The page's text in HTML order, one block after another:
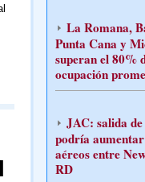
La Romana,
Punta Cana y
superan el 80%
ocupación
JAC: salida
podría
aéreos entre
RD